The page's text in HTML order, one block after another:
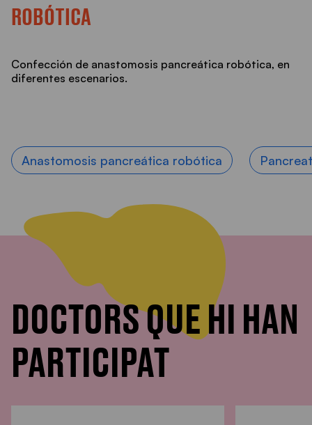
ROBÓTICA
Confección de anastomosis pancreática robótica, en
diferentes escenarios.
Anastomosis pancreática robótica
DOCTORS QUE HI HAN
PARTICIPAT